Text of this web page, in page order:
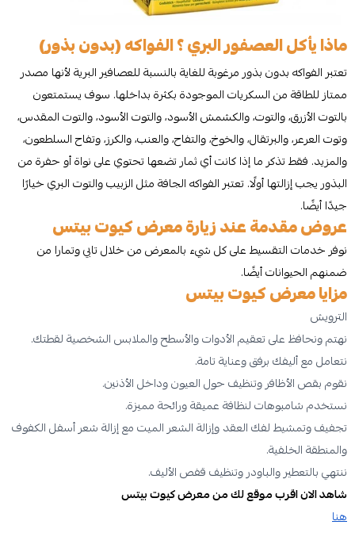
ماذا يأكل العصفور البري ؟ الفواكه (بدون بذور)
تعتبر الفواكه بدون بذور مرغوبة للغاية بالنسبة للعصافير البرية لأنها مصدر
ممتاز للطاقة من السكريات الموجودة بكثرة بداخلها. سوف يستمتعون
بالتوت الأزرق، والتوت، والكشمش الأسود، والتوت الأسود، والتوت المقدس،
وتوت العرعر، والبرتقال، والخوخ، والتفاح، والعنب، والكرز، وتفاح السلطعون،
والمزيد. فقط تذكر ما إذا كانت أي ثمار تضعها تحتوي على نواة أو حفرة من
البذور يجب إزالتها أولًا. تعتبر الفواكه الجافة مثل الزبيب والتوت البري خيارًا
جيدًا أيضًا.
عروض مقدمة عند زيارة معرض كيوت بيتس
نوفر خدمات التقسيط على كل شيء بالمعرض من خلال تابي وتمارا من
ضمنهم الحيوانات أيضًا.
مزايا معرض كيوت بيتس
الترويش
نهتم ونحافظ على تعقيم الأدوات والأسطح والملابس الشخصية لقطتك.
نتعامل مع أليفك برفق وعناية تامة.
نقوم بقص الأظافر وتنظيف حول العيون وداخل الأذنين.
نستخدم شامبوهات لنظافة عميقة ورائحة مميزة.
تجفيف وتمشيط لفك العقد وإزالة الشعر الميت مع إزالة شعر أسفل الكفوف
والمنطقة الخلفية.
ننتهي بالتعطير والباودر وتنظيف قفص الأليف.
شاهد الان اقرب موقع لك من معرض كيوت بيتس
هنا